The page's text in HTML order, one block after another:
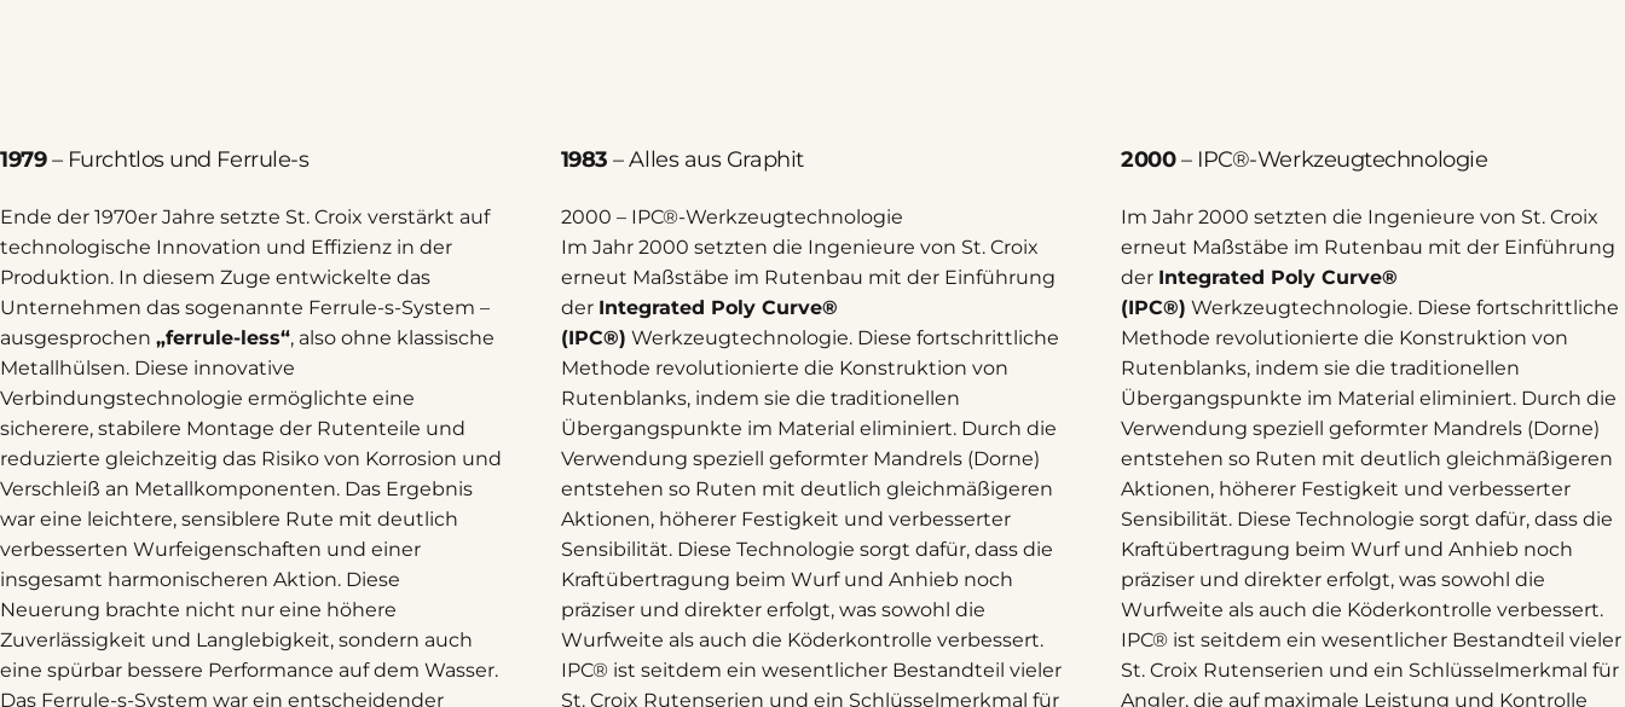
1979– Furchtlos und Ferrule-s
Ende der 1970er Jahre setzte St. Croix verstärkt auf
technologische Innovation und Effizienz in der
Produktion. In diesem Zuge entwickelte das
Unternehmen das sogenannte Ferrule-s-System –
ausgesprochen „ferrule-less“, also ohne klassische
Metallhülsen. Diese innovative
Verbindungstechnologie ermöglichte eine
sicherere, stabilere Montage der Rutenteile und
reduzierte gleichzeitig das Risiko von Korrosion und
Verschleiß an Metallkomponenten. Das Ergebnis
war eine leichtere, sensiblere Rute mit deutlich
verbesserten Wurfeigenschaften und einer
insgesamt harmonischeren Aktion. Diese
Neuerung brachte nicht nur eine höhere
Zuverlässigkeit und Langlebigkeit, sondern auch
eine spürbar bessere Performance auf dem Wasser.
Das Ferrule-s-System war ein entscheidender
1983– Alles aus Graphit
2000 – IPC®-Werkzeugtechnologie
Im Jahr 2000 setzten die Ingenieure von St. Croix
erneut Maßstäbe im Rutenbau mit der Einführung
der Integrated Poly Curve®
(IPC®) Werkzeugtechnologie. Diese fortschrittliche
Methode revolutionierte die Konstruktion von
Rutenblanks, indem sie die traditionellen
Übergangspunkte im Material eliminiert. Durch die
Verwendung speziell geformter Mandrels (Dorne)
entstehen so Ruten mit deutlich gleichmäßigeren
Aktionen, höherer Festigkeit und verbesserter
Sensibilität. Diese Technologie sorgt dafür, dass die
Kraftübertragung beim Wurf und Anhieb noch
präziser und direkter erfolgt, was sowohl die
Wurfweite als auch die Köderkontrolle verbessert.
IPC® ist seitdem ein wesentlicher Bestandteil vieler
St. Croix Rutenserien und ein Schlüsselmerkmal für
2000– IPC®-Werkzeugtechnologie
Im Jahr 2000 setzten die Ingenieure von St. Croix
erneut Maßstäbe im Rutenbau mit der Einführung
der Integrated Poly Curve®
(IPC®) Werkzeugtechnologie. Diese fortschrittliche
Methode revolutionierte die Konstruktion von
Rutenblanks, indem sie die traditionellen
Übergangspunkte im Material eliminiert. Durch die
Verwendung speziell geformter Mandrels (Dorne)
entstehen so Ruten mit deutlich gleichmäßigeren
Aktionen, höherer Festigkeit und verbesserter
Sensibilität. Diese Technologie sorgt dafür, dass die
Kraftübertragung beim Wurf und Anhieb noch
präziser und direkter erfolgt, was sowohl die
Wurfweite als auch die Köderkontrolle verbessert.
IPC® ist seitdem ein wesentlicher Bestandteil vieler
St. Croix Rutenserien und ein Schlüsselmerkmal für
Angler, die auf maximale Leistung und Kontrolle